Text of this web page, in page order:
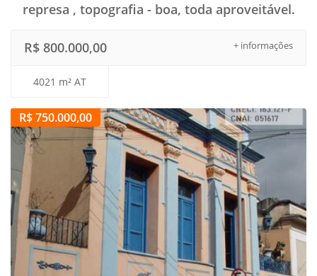
represa , topografia - boa, toda aproveitável.
+ informações
R$ 800.000,00
4021 m² AT
R$ 750.000,00